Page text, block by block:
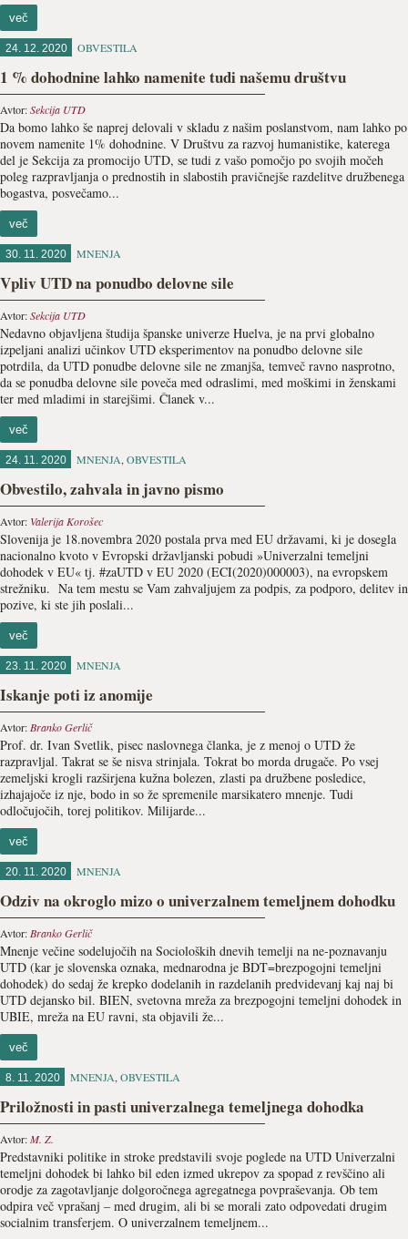
več
24. 12. 2020 OBVESTILA
1 % dohodnine lahko namenite tudi našemu društvu
Avtor:Sekcija UTD
Da bomo lahko še naprej delovali v skladu z našim poslanstvom, nam lahko po
novem namenite 1% dohodnine. V Društvu za razvoj humanistike, katerega
del je Sekcija za promocijo UTD, se tudi z vašo pomočjo po svojih močeh
poleg razpravljanja o prednostih in slabostih pravičnejše razdelitve družbenega
bogastva, posvečamo...
več
30. 11. 2020 MNENJA
Vpliv UTD na ponudbo delovne sile
Avtor:Sekcija UTD
Nedavno objavljena študija španske univerze Huelva, je na prvi globalno
izpeljani analizi učinkov UTD eksperimentov na ponudbo delovne sile
potrdila, da UTD ponudbe delovne sile ne zmanjša, temveč ravno nasprotno,
da se ponudba delovne sile poveča med odraslimi, med moškimi in ženskami
ter med mladimi in starejšimi. Članek v...
več
24. 11. 2020 MNENJA, OBVESTILA
Obvestilo, zahvala in javno pismo
Avtor: Valerija Korošec
Slovenija je 18.novembra 2020 postala prva med EU državami, ki je dosegla
nacionalno kvoto v Evropski državljanski pobudi »Univerzalni temeljni
dohodek v EU« tj. #zaUTD v EU 2020 (ECI(2020)000003), na evropskem
strežniku. Na tem mestu se Vam zahvaljujem za podpis, za podporo, delitev in
pozive, ki ste jih poslali...
več
23. 11. 2020 MNENJA
Iskanje poti iz anomije
Avtor: Branko Gerlič
Prof. dr. Ivan Svetlik, pisec naslovnega članka, je z menoj o UTD že
razpravljal. Takrat se še nisva strinjala. Tokrat bo morda drugače. Po vsej
zemeljski krogli razširjena kužna bolezen, zlasti pa družbene posledice,
izhajajoče iz nje, bodo in so že spremenile marsikatero mnenje. Tudi
odločujočih, torej politikov. Milijarde...
več
20. 11. 2020 MNENJA
Odziv na okroglo mizo o univerzalnem temeljnem dohodku
Avtor: Branko Gerlič
Mnenje večine sodelujočih na Socioloških dnevih temelji na ne-poznavanju
UTD (kar je slovenska oznaka, mednarodna je BDT=brezpogojni temeljni
dohodek) do sedaj že krepko dodelanih in razdelanih predvidevanj kaj naj bi
UTD dejansko bil. BIEN, svetovna mreža za brezpogojni temeljni dohodek in
UBIE, mreža na EU ravni, sta objavili že...
več
8. 11. 2020 MNENJA, OBVESTILA
Priložnosti in pasti univerzalnega temeljnega dohodka
Avtor:M. Z.
Predstavniki politike in stroke predstavili svoje poglede na UTD Univerzalni
temeljni dohodek bi lahko bil eden izmed ukrepov za spopad z revščino ali
orodje za zagotavljanje dolgoročnega agregatnega povpraševanja. Ob tem
odpira več vprašanj – med drugim, ali bi se morali zato odpovedati drugim
socialnim transferjem. O univerzalnem temeljnem...